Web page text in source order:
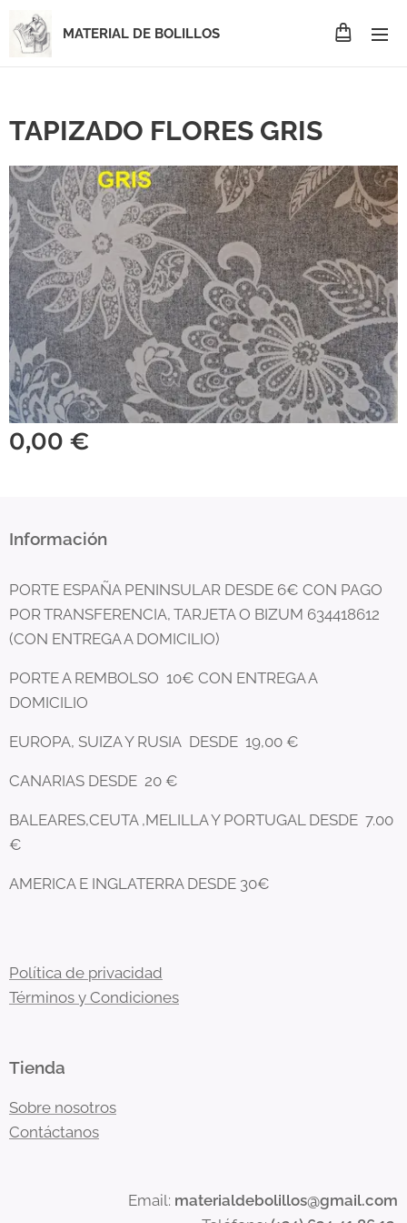
MATERIAL DE BOLILLOS
TAPIZADO FLORES GRIS
0,00 €
Información
PORTE ESPAÑA PENINSULAR DESDE 6€ CON PAGO
POR TRANSFERENCIA, TARJETA O BIZUM 634418612
(CON ENTREGA A DOMICILIO)
PORTE A REMBOLSO 10€ CON ENTREGA A
DOMICILIO
EUROPA, SUIZA Y RUSIA DESDE 19,00 €
CANARIAS DESDE 20 €
BALEARES,CEUTA ,MELILLA Y PORTUGAL DESDE 7.00
€
AMERICA E INGLATERRA DESDE 30€
Política de privacidad
Términos y Condiciones
Tienda
Sobre nosotros
Contáctanos
Email: materialdebolillos@gmail.com